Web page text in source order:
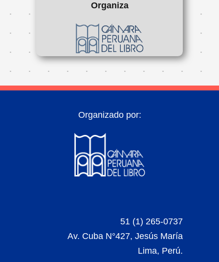
Organiza
Organizado por:
51 (1) 265-0737
Av. Cuba N°427, Jesús María
Lima, Perú.